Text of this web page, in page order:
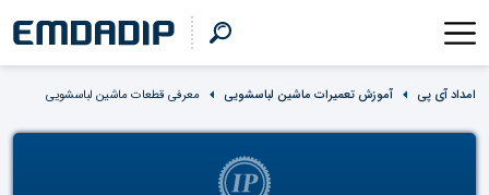
امداد آی پی آموزش تعمیرات ماشین لباسشویی معرفی قطعات ماشین لباسشویی